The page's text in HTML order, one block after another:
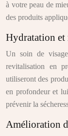
à votre peau de
des produits
Hydratation
Un soin de
revitalisation en
utiliseront des
en profondeur et
prévenir la
Amélioration